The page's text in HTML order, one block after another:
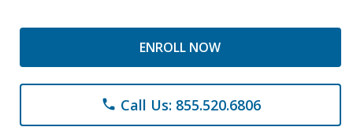
ENROLL NOW
phone Call Us: 855.520.6806